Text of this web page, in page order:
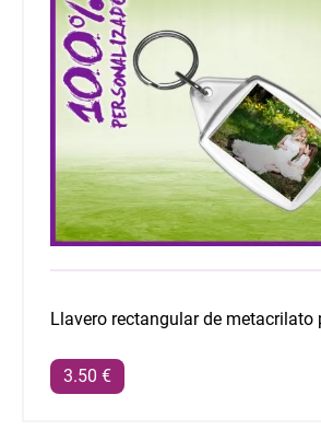
Llavero rectangular de metacrilato
3.50 €